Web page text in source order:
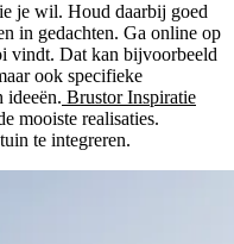
je wil. Houd daarbij goed
in gedachten. Ga online op
vindt. Dat kan bijvoorbeeld
ook specifieke
ideeën. Brustor Inspiratie
mooiste realisaties.
te integreren.